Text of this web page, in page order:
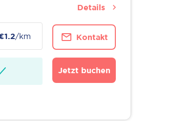
/km Kontakt
Jetzt buchen
Details